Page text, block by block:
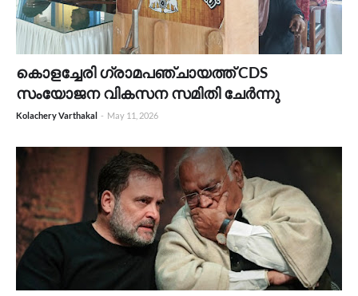
കൊളച്ചേരി ഗ്രാമപഞ്ചായത്ത് CDS
സംയോജന വികസന സമിതി ചേർന്നു
Kolachery Varthakal - May 11, 2026